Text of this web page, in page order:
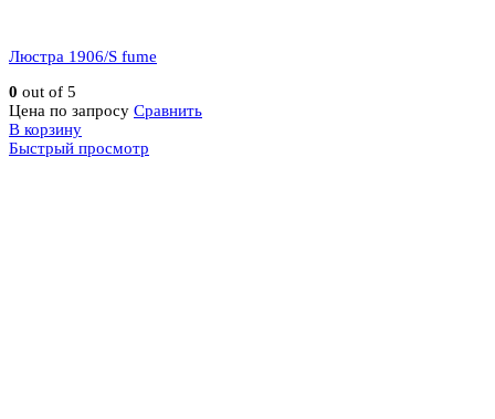
Люстра 1906/S fume
0 out of 5
Цена по запросу Сравнить
В корзину
Быстрый просмотр